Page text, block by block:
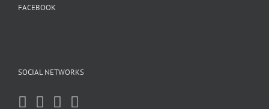
FACEBOOK
SOCIAL NETWORKS